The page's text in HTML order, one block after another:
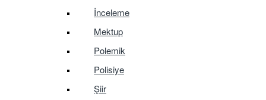
İnceleme
Mektup
Polemik
Polisiye
Şiir